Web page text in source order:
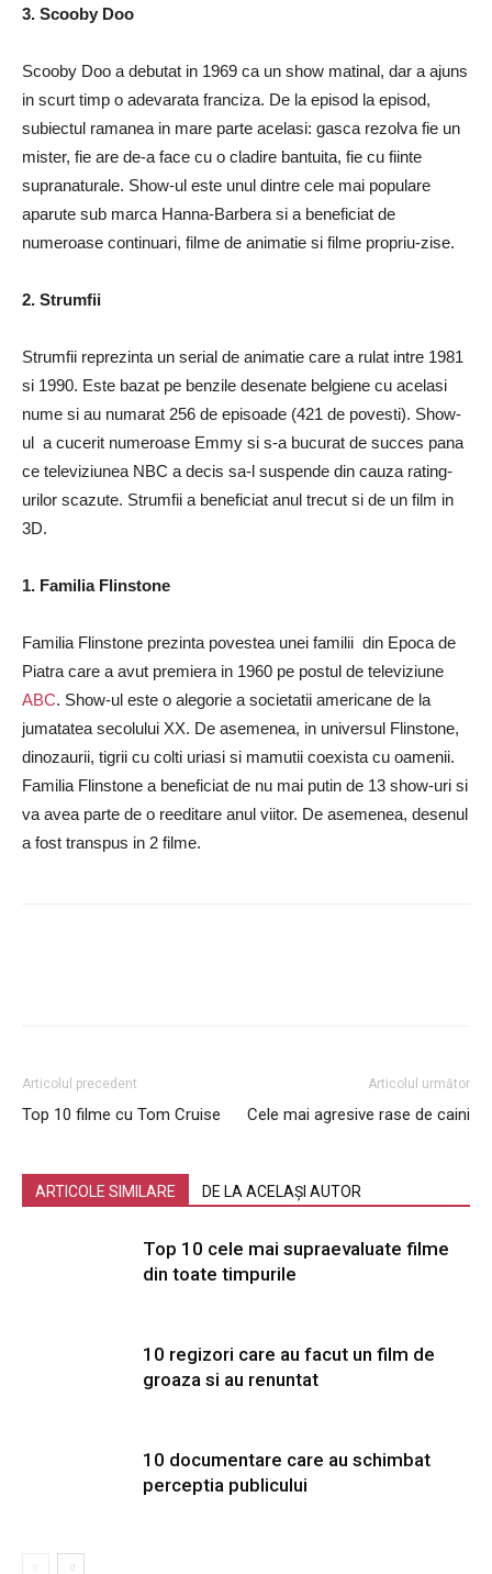
3. Scooby Doo
Scooby Doo a debutat in 1969 ca un show matinal, dar a ajuns
in scurt timp o adevarata franciza. De la episod la episod,
subiectul ramanea in mare parte acelasi: gasca rezolva fie un
mister, fie are de-a face cu o cladire bantuita, fie cu fiinte
supranaturale. Show-ul este unul dintre cele mai populare
aparute sub marca Hanna-Barbera si a beneficiat de
numeroase continuari, filme de animatie si filme propriu-zise.
2. Strumfii
Strumfii reprezinta un serial de animatie care a rulat intre 1981
si 1990. Este bazat pe benzile desenate belgiene cu acelasi
nume si au numarat 256 de episoade (421 de povesti). Show-
ul a cucerit numeroase Emmy si s-a bucurat de succes pana
ce televiziunea NBC a decis sa-l suspende din cauza rating-
urilor scazute. Strumfii a beneficiat anul trecut si de un film in
3D.
1. Familia Flinstone
Familia Flinstone prezinta povestea unei familii din Epoca de
Piatra care a avut premiera in 1960 pe postul de televiziune
ABC. Show-ul este o alegorie a societatii americane de la
jumatatea secolului XX. De asemenea, in universul Flinstone,
dinozaurii, tigrii cu colti uriasi si mamutii coexista cu oamenii.
Familia Flinstone a beneficiat de nu mai putin de 13 show-uri si
va avea parte de o reeditare anul viitor. De asemenea, desenul
a fost transpus in 2 filme.
Articolul precedent
Top 10 filme cu Tom Cruise
Articolul următor
Cele mai agresive rase de caini
ARTICOLE SIMILARE DE LA ACELAȘI AUTOR
Top 10 cele mai supraevaluate filme
din toate timpurile
10 regizori care au facut un film de
groaza si au renuntat
10 documentare care au schimbat
perceptia publicului